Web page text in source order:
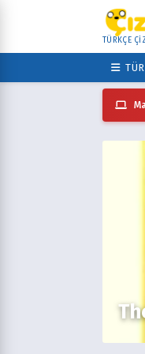
TÜRKÇE